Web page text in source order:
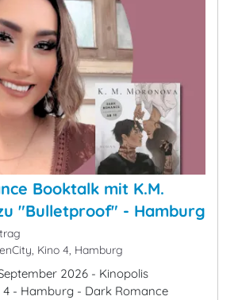
Booktalk mit K.M.
"Bulletproof" - Hamburg
Kino 4, Hamburg
2026 - Kinopolis
4 - Hamburg - Dark Romance